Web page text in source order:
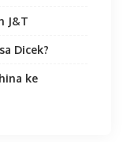
J&T
Dicek?
ke